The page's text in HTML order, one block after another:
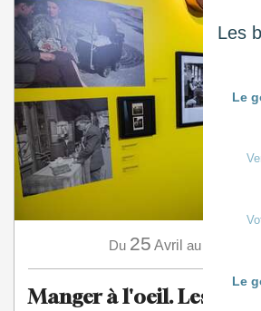
Les
Le
Le
Du 25 Avril au
Manger à l'oeil. Les